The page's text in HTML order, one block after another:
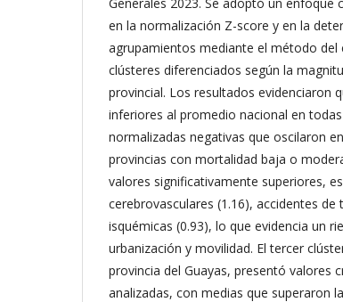
en la normalización Z-score y en la
agrupamientos mediante el método
clústeres diferenciados según la
provincial. Los resultados evidenciaron
inferiores al promedio nacional en
normalizadas negativas que oscilaron
provincias con mortalidad baja o
valores significativamente superiores,
cerebrovasculares (1.16), accidentes
isquémicas (0.93), lo que evidencia un
urbanización y movilidad. El tercer
provincia del Guayas, presentó valores
analizadas, con medias que superaron